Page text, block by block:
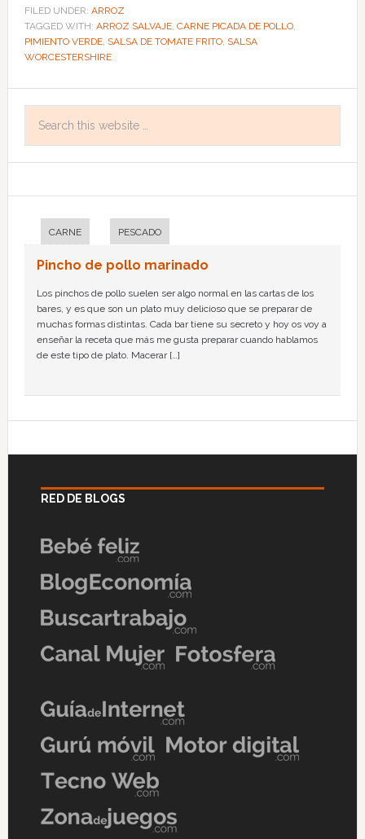
FILED UNDER: ARROZ
TAGGED WITH: ARROZ SALVAJE, CARNE PICADA DE POLLO,
PIMIENTO VERDE, SALSA DE TOMATE FRITO, SALSA
WORCESTERSHIRE
CARNE PESCADO
Pincho de pollo marinado
Los pinchos de pollo suelen ser algo normal en las cartas de los
bares, y es que son un plato muy delicioso que se preparar de
muchas formas distintas. Cada bar tiene su secreto y hoy os voy a
enseñar la receta que más me gusta preparar cuando hablamos
de este tipo de plato. Macerar […]
RED DE BLOGS